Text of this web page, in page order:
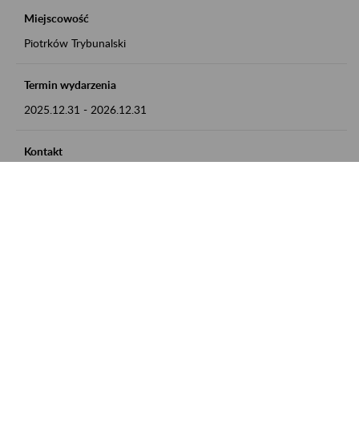
Miejscowość
Piotrków Trybunalski
Termin wydarzenia
2025.12.31 - 2026.12.31
Kontakt